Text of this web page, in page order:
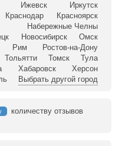
Ижевск
Иркутск
Краснодар
Красноярск
Набережные Челны
Новосибирск
Омск
Рим
Ростов-на-Дону
Тольятти Томск
Тула
Хабаровск
Херсон
Выбрать другой город
количеству отзывов